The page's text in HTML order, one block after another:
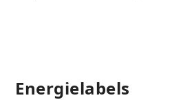
Energielabels